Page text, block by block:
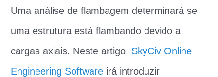
Uma análise de flambagem determinará se
uma estrutura está flambando devido a
cargas axiais. Neste artigo, SkyCiv Online
Engineering Software irá introduzir